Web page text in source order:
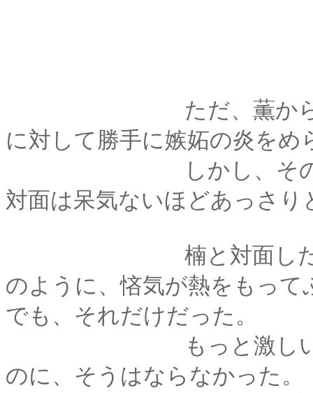
ただ、薫から彼の話
に対して勝手に嫉妬の炎をめ
しかし、その相手と
対面は呆気ないほどあっさり
楠と対面したとき、
のように、悋気が熱をもっ
でも、それだけだった。
もっと激しい感情が
のに、そうはならなかった。